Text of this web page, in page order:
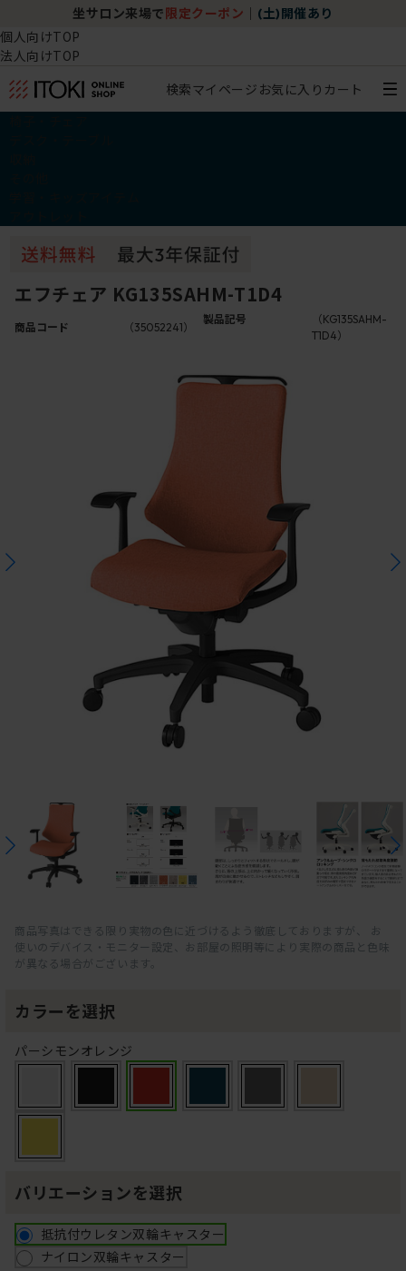
坐サロン来場で 限定クーポン (土)開催あり
個人向けTOP
法人向けTOP
検索マイページ お気に入り カート
エフチェア KG135SAHM-T1D4
商品コード （35052241）
製品記号
（KG135SAHM-
T1D4）
商品写真はできる限り実物の色に近づけるよう徹底しておりますが、 お
使いのデバイス・モニター設定、お部屋の照明等により実際の商品と色味
が異なる場合がございます。
カラーを選択
パーシモンオレンジ
バリエーションを選択
抵抗付ウレタン双輪キャスター
ナイロン双輪キャスター